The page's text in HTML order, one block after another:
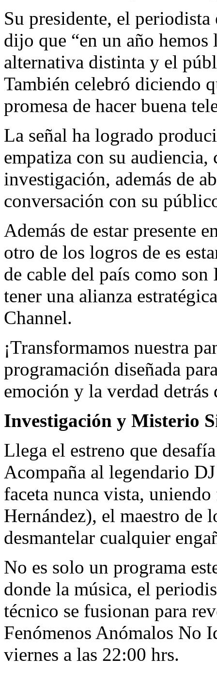
Su presidente, el
dijo que “en un año
alternativa distinta y el
También celebró diciendo
promesa de hacer buena
La señal ha logrado
empatiza con su audiencia,
investigación, además de
conversación con su
Además de estar presente
otro de los logros de es
de cable del país como
tener una alianza
Channel.
¡Transformamos nuestra
programación diseñada
emoción y la verdad
Investigación y Misterio
Llega el estreno que
Acompaña al legendario
faceta nunca vista,
Hernández), el maestro de
desmantelar cualquier
No es solo un programa
donde la música, el
técnico se fusionan para
Fenómenos Anómalos No
viernes a las 22:00 hrs.